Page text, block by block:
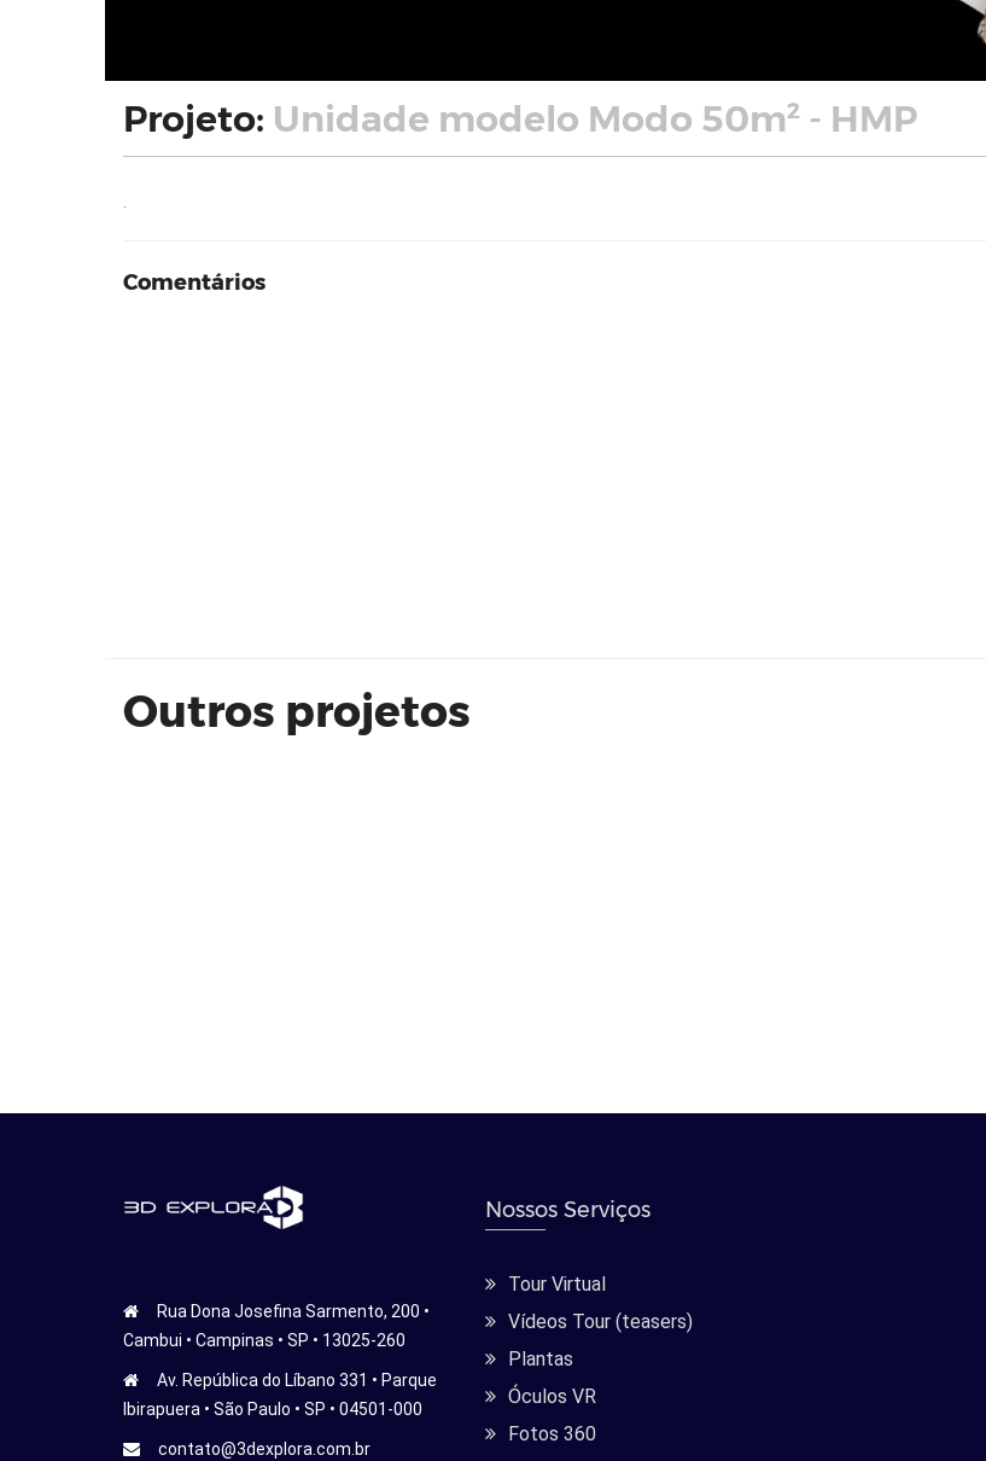
Projeto: Unidade modelo Modo 50m² - HMP
Comentários
Outros projetos
Rua Dona Josefina Sarmento, 200 •
Cambui • Campinas • SP • 13025-260
Av. República do Líbano 331 • Parque
Ibirapuera • São Paulo • SP • 04501-000
contato@3dexplora.com.br
Nossos Serviços
Tour Virtual
Vídeos Tour (teasers)
Plantas
Óculos VR
Fotos 360